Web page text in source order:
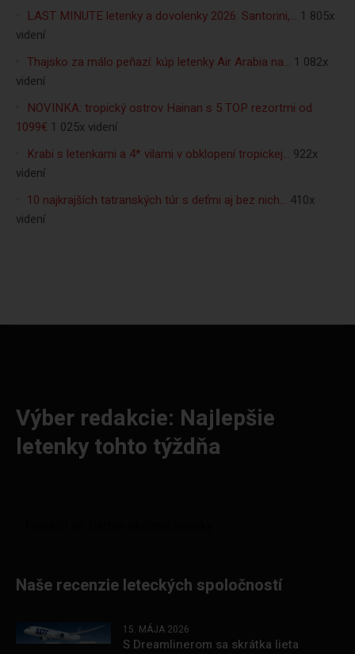
LAST MINUTE letenky a dovolenky 2026: Santorini,… 1 805x
videní
Thajsko za málo peňazí: kúp letenky Air Arabia na… 1 082x
videní
NOVINKA: tropický ostrov Hainan s 5 TOP rezortmi od
1099€ 1 025x videní
Krabi s letenkami a 4* vilami v obklopení tropickej… 922x
videní
10 najkrajších tatranských túr s deťmi aj bez nich… 410x
videní
Výber redakcie: Najlepšie
letenky tohto týždňa
Naše recenzie leteckých spoločností
15. MÁJA 2026
S Dreamlinerom sa skrátka lieta